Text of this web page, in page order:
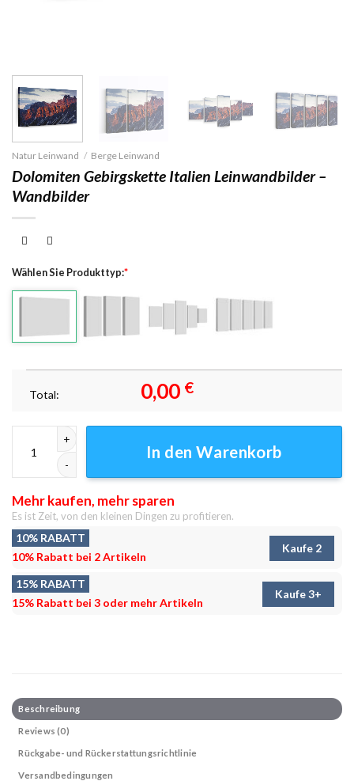
Natur Leinwand / Berge Leinwand
Dolomiten Gebirgskette Italien Leinwandbilder –
Wandbilder
Wählen Sie Produkttyp:*
Total: 0,00 €
In den Warenkorb
Mehr kaufen, mehr sparen
Es ist Zeit, von den kleinen Dingen zu profitieren.
10% RABATT
10% Rabatt bei 2 Artikeln
Kaufe 2
15% RABATT
15% Rabatt bei 3 oder mehr Artikeln
Kaufe 3+
Beschreibung
Reviews (0)
Rückgabe- und Rückerstattungsrichtlinie
Versandbedingungen